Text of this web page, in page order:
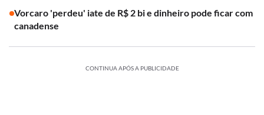
Vorcaro 'perdeu' iate de R$ 2 bi e dinheiro pode ficar com
canadense
CONTINUA APÓS A PUBLICIDADE